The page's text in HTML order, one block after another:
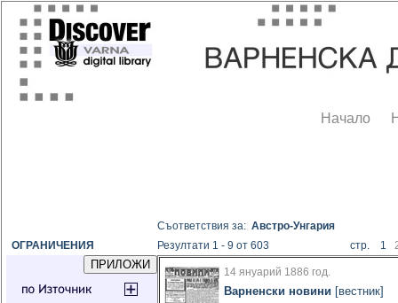
Начало
ОГРАНИЧЕНИЯ
Съответствия за:Австро-Унгария
Резултати 1 - 9 от 603
стр. 1
14 януарий 1886 год.
Варненски новини [вестник]